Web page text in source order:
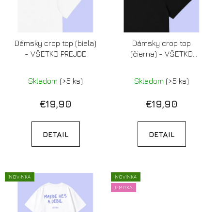
Dámsky crop top (biela)
- VŠETKO PREJDE
Skladom (>5 ks)
€19,90
DETAIL
Dámsky crop top
(čierna) - VŠETKO
Skladom (>5 ks)
€19,90
DETAIL
NOVINKA
NOVINKA
LIMITKA